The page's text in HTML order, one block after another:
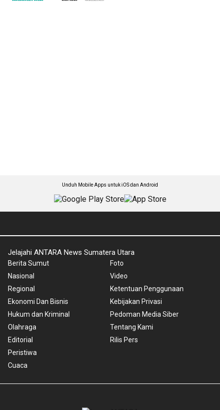
Unduh Mobile Apps untuk iOS dan Android
Jelajahi ANTARA News Sumatera Utara
Berita Sumut
Nasional
Regional
Ekonomi Dan Bisnis
Hukum dan Kriminal
Olahraga
Editorial
Peristiwa
Cuaca
Foto
Video
Ketentuan Penggunaan
Kebijakan Privasi
Pedoman Media Siber
Tentang Kami
Rilis Pers